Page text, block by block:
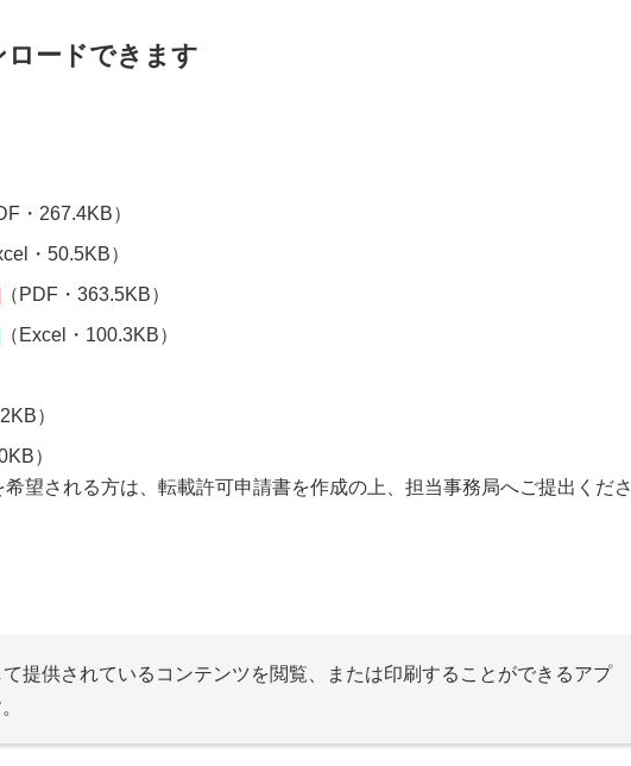
ードできます
・267.4KB）
・50.5KB）
（PDF・363.5KB）
（Excel・100.3KB）
）
）
望される方は、転載許可申請書を作成の上、担当事務局へご提出くださ
提供されているコンテンツを閲覧、または印刷することができるアプ